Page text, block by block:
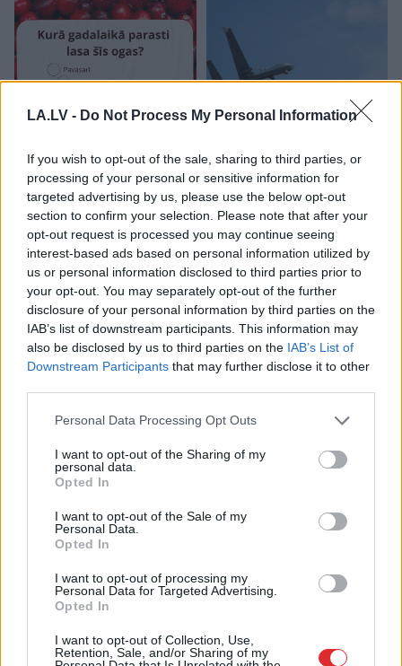
LA.LV - Do Not Process My Personal Information
If you wish to opt-out of the sale, sharing to third parties, or
processing of your personal or sensitive information for
targeted advertising by us, please use the below opt-out
section to confirm your selection. Please note that after your
opt-out request is processed you may continue seeing
interest-based ads based on personal information utilized by
us or personal information disclosed to third parties prior to
your opt-out. You may separately opt-out of the further
disclosure of your personal information by third parties on the
IAB’s list of downstream participants. This information may
also be disclosed by us to third parties on the IAB’s List of
Downstream Participants that may further disclose it to other
Please note that this website/app uses one or more Google
not limited to your visit or usage behaviour. You may click to
grant or deny consent to Google and its third-party tags to
use your data for below specified purposes in below Google
consent section.
Personal Data Processing Opt Outs
I want to opt-out of the Sharing of my
personal data.
Opted In
I want to opt-out of the Sale of my
Personal Data.
Opted In
I want to opt-out of processing my
Personal Data for Targeted Advertising.
Opted In
I want to opt-out of Collection, Use,
Retention, Sale, and/or Sharing of my
TESTS.
Cik daudz zini
par Latvijas dabu?
Atpazīsti kokus, augus
un putnus attēlos!
Vācijā virs militārās
bāzes pamanīti
aizdomīgi droni
“Manpat neomulīgi
palika!” Sēņotāja mežā
uziet ļoti biedējošu vietu